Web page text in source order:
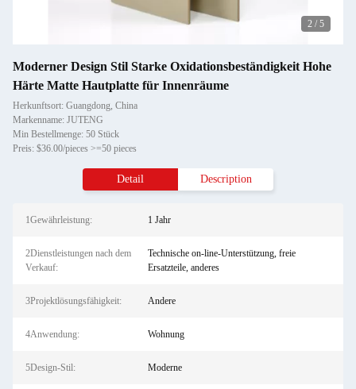
2 / 5
Moderner Design Stil Starke Oxidationsbeständigkeit Hohe
Härte Matte Hautplatte für Innenräume
Herkunftsort: Guangdong, China
Markenname: JUTENG
Min Bestellmenge: 50 Stück
Preis: $36.00/pieces >=50 pieces
Detail Description
1Gewährleistung: 1 Jahr
2Dienstleistungen nach dem
Verkauf:
Technische on-line-Unterstützung, freie
Ersatzteile, anderes
3Projektlösungsfähigkeit: Andere
4Anwendung: Wohnung
5Design-Stil: Moderne